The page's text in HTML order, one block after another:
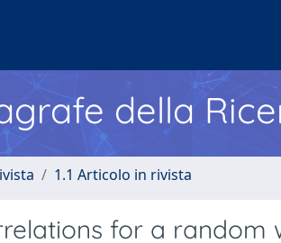
della
1.1 Articolo in rivista
for a random